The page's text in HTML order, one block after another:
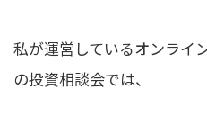
私が運営しているオンライ
の投資相談会では、